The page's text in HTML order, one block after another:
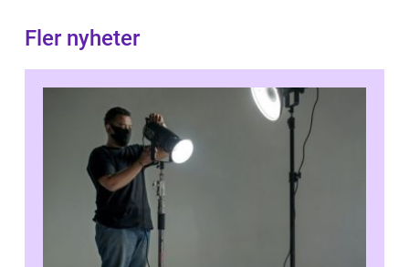
Fler nyheter